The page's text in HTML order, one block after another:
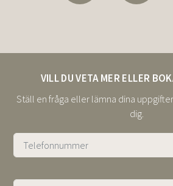
VILL DU VETA MER ELLER
Ställ en fråga eller lämna dina
dig.